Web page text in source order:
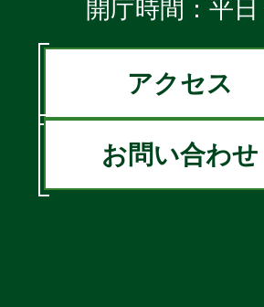
開庁時間：平
アクセス
お問い合わせ